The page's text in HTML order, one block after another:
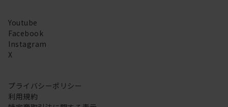
Youtube
Facebook
Instagram
X
プライバシーポリシー
利用規約